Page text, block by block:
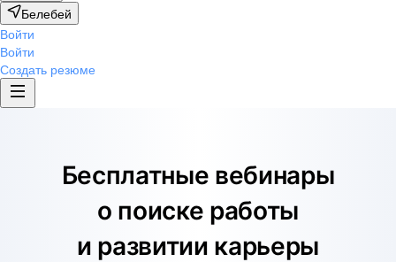
Белебей
Войти
Войти
Создать резюме
Бесплатные вебинары
о поиске работы
и развитии карьеры